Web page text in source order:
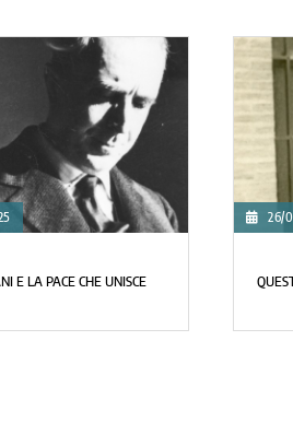
17/04/2025
BUONA PASQUA A TUTTI!